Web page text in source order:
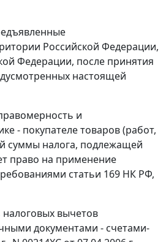
Российской Федерации,
Федерации, после принятия
настоящей
и
- покупателе товаров (работ,
суммы налога, подлежащей
право на применение
статьи 169 НК РФ,
вычетов
документами - счетами-